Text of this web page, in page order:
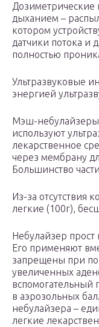
дыханием –
котором
датчики потока и
полностью
Ультразвуковые
энергией
Мэш-небулайзеры
используют
лекарственное
через мембрану
Большинство
Из-за отсутствия
легкие (100г),
Небулайзер прост
Его применяют
запрещены при
увеличенных
вспомогательный
в аэрозольных
небулайзера –
легкие